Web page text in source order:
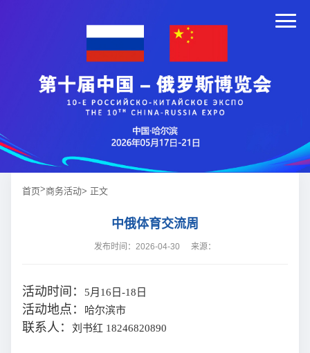
首页>商务活动> 正文
中俄体育交流周
发布时间：2026-04-30 来源：
活动时间： 5月16日-18日
活动地点： 哈尔滨市
联系人： 刘书红 18246820890